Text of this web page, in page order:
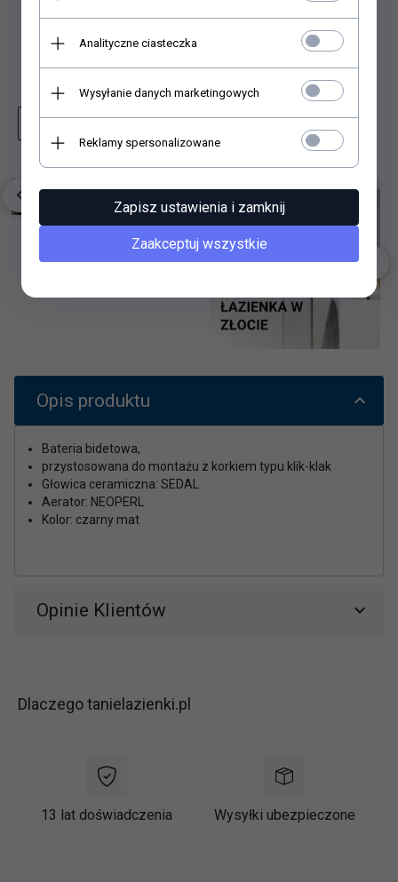
Dodaj do porównania
Dodaj do schowka
Opis produktu
Bateria bidetowa,
przystosowana do montażu z korkiem typu klik-klak
Głowica ceramiczna: SEDAL
Aerator: NEOPERL
Kolor: czarny mat
Opinie Klientów
Dlaczego tanielazienki.pl
13 lat doświadczenia Wysyłki ubezpieczone
Analityczne ciasteczka
Wysyłanie danych marketingowych
Reklamy spersonalizowane
Zapisz ustawienia i zamknij
Zaakceptuj wszystkie